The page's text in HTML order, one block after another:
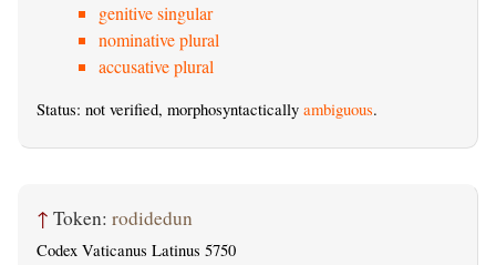
genitive singular
nominative plural
accusative plural
Status: not verified, morphosyntactically ambiguous.
↑ Token: rodidedun
Codex Vaticanus Latinus 5750